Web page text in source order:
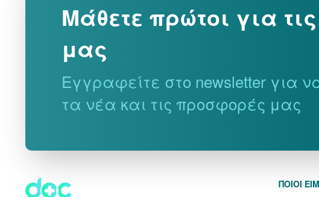
Μάθετε πρώτοι για
μας
Εγγραφείτε στο newsletter για
τα νέα και τις προσφορές μας
ΠΟΙΟΙ